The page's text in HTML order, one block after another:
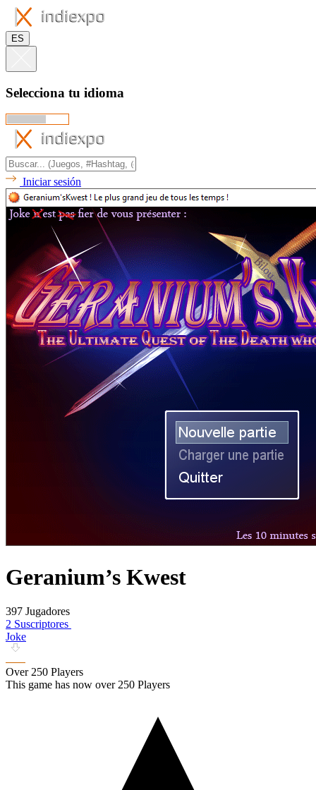
ES
Selecciona tu idioma
Iniciar sesión
Geranium’s Kwest
397 Jugadores
2 Suscriptores
Joke
Over 250 Players
This game has now over 250 Players